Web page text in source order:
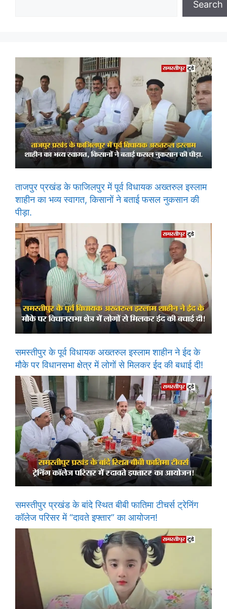
Search
ताजपुर प्रखंड के फाजिलपुर में पूर्व विधायक अख्तरुल इस्लाम
शाहीन का भव्य स्वागत, किसानों ने बताई फसल नुकसान की
पीड़ा.
समस्तीपुर के पूर्व विधायक अख्तरुल इस्लाम शाहीन ने ईद के
मौके पर विधानसभा क्षेत्र में लोगों से मिलकर ईद की बधाई दी!
समस्तीपुर प्रखंड के बांदे स्थित बीबी फातिमा टीचर्स ट्रेनिंग
कॉलेज परिसर में “दावते इफ्तार” का आयोजन!